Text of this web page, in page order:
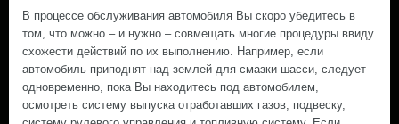
В процессе обслуживания автомобиля Вы скоро убедитесь в
том, что можно – и нужно – совмещать многие процедуры ввиду
схожести действий по их выполнению. Например, если
автомобиль приподнят над землей для смазки шасси, следует
одновременно, пока Вы находитесь под автомобилем,
осмотреть систему выпуска отработавших газов, подвеску,